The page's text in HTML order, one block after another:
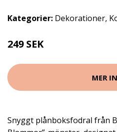
Kategorier: Dekorationer,
249 SEK
MER
Snyggt plånboksfodral från